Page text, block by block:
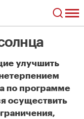
улучшить
по программе
осуществить